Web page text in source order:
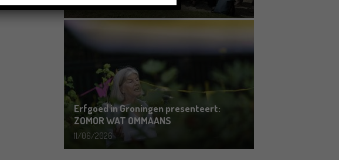
19/06/2026
Erfgoed in Groningen presenteert:
ZOMOR WAT OMMAANS
11/06/2026